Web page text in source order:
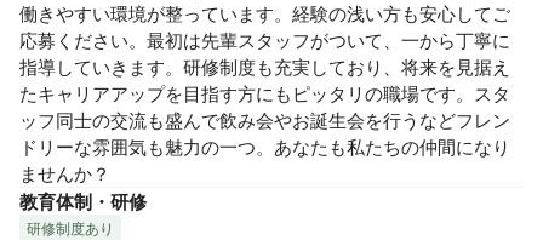
働きやすい環境が整っています。経験の浅い方も安心してご
応募ください。最初は先輩スタッフがついて、一から丁寧に
指導していきます。研修制度も充実しており、将来を見据え
たキャリアアップを目指す方にもピッタリの職場です。スタ
ッフ同士の交流も盛んで飲み会やお誕生会を行うなどフレン
ドリーな雰囲気も魅力の一つ。あなたも私たちの仲間になり
ませんか？
教育体制・研修
研修制度あり